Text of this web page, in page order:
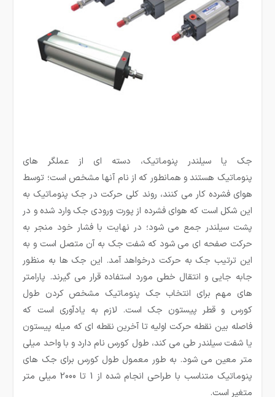
جک یا سیلندر پنوماتیک، دسته ای از عملگر های
پنوماتیک هستند و همانطور که از نام آنها مشخص است؛ توسط
هوای فشرده کار می کنند، روند کلی حرکت در جک پنوماتیک به
این شکل است که هوای فشرده از پورت ورودی جک وارد شده و در
پشت سیلندر جمع می شود؛ در نهایت با فشار خود منجر به
حرکت صفحه ای می شود که شفت جک به آن متصل است و به
این ترتیب جک به حرکت درخواهد آمد. این جک ها به منظور
جابه جایی و انتقال خطی مورد استفاده قرار می گیرند. پارامتر
های مهم برای انتخاب جک پنوماتیک مشخص کردن طول
کورس و قطر پیستون جک است. لازم به یادآوری است که
فاصله بین نقطه حرکت اولیه تا آخرین نقطه ای که میله پیستون
یا شفت سیلندر طی می کند، طول کورس نام دارد و با واحد میلی
متر معین می شود. به طور معمول طول کورس برای جک های
پنوماتیک متناسب با طراحی انجام شده از 1 تا 2000 میلی متر
متغیر است.